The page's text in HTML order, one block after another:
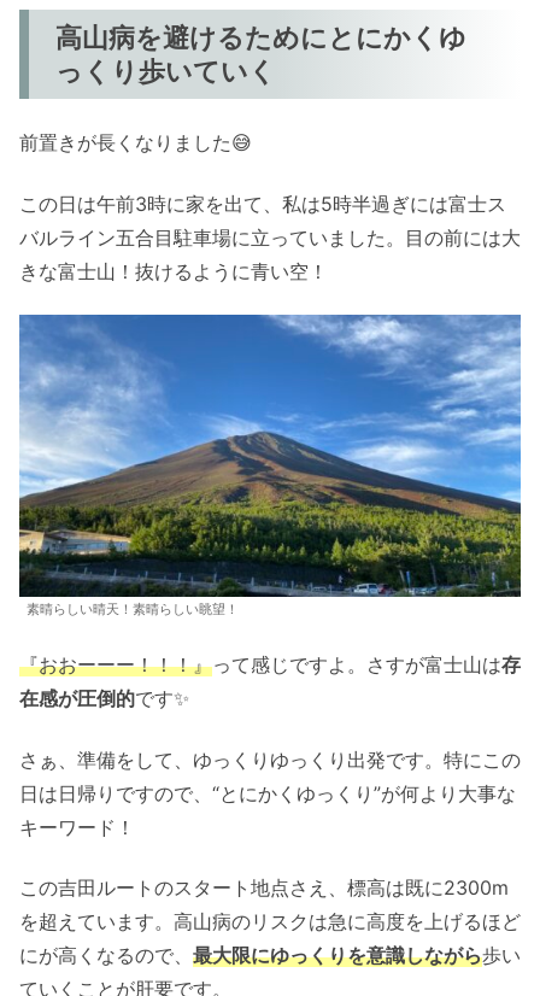
高山病を避けるためにとにかくゆ
っくり歩いていく
前置きが長くなりました😅
この日は午前3時に家を出て、私は5時半過ぎには富士ス
バルライン五合目駐車場に立っていました。目の前には大
きな富士山！抜けるように青い空！
素晴らしい晴天！素晴らしい眺望！
『おおーーー！！！』って感じですよ。さすが富士山は存
在感が圧倒的です✨
さぁ、準備をして、ゆっくりゆっくり出発です。特にこの
日は日帰りですので、“とにかくゆっくり”が何より大事な
キーワード！
この吉田ルートのスタート地点さえ、標高は既に2300m
を超えています。高山病のリスクは急に高度を上げるほど
にが高くなるので、 最大限にゆっくりを意識しながら歩い
ていくことが肝要です。